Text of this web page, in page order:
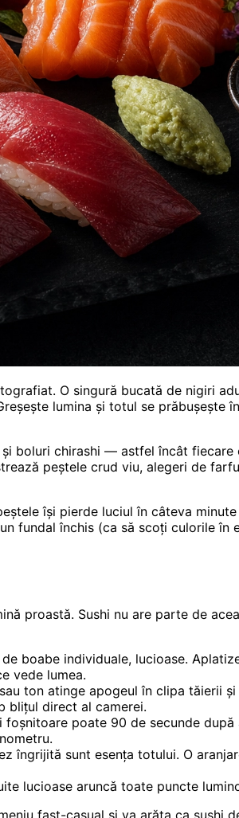
O singură bucată de nigiri
lumina și totul se prăbușește
boluri chirashi — astfel încât
peștele crud viu, alegeri de
își pierde luciul în câteva
fundal închis (ca să scoți culorile în
proastă. Sushi nu are parte de
boabe individuale, lucioase.
vede lumea.
ton atinge apogeul în clipa tăierii
blițul direct al camerei.
poate 90 de secunde
îngrijită sunt esența totului. O
lucioase aruncă toate puncte